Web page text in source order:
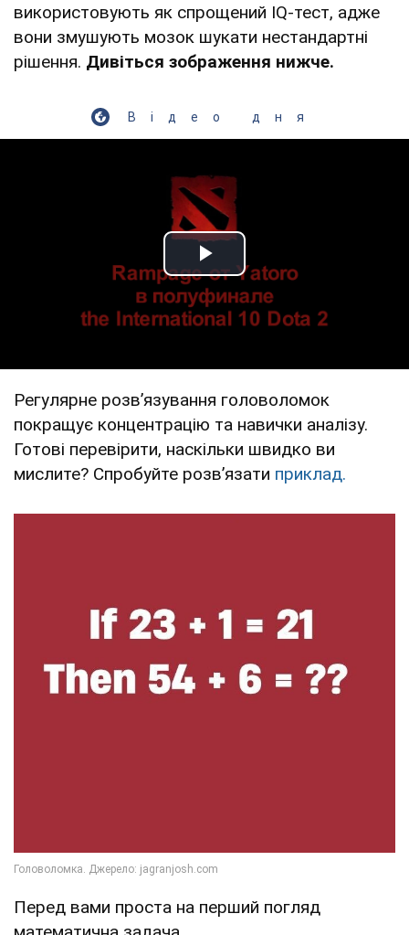
використовують як спрощений IQ-тест, адже
вони змушують мозок шукати нестандартні
рішення. Дивіться зображення нижче.
Відео дня
Play Video
Регулярне розв’язування головоломок
покращує концентрацію та навички аналізу.
Готові перевірити, наскільки швидко ви
мислите? Спробуйте розв’язати приклад.
Перед вами проста на перший погляд